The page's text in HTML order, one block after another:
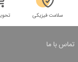
سلامت فیزیکی
تماس با ما